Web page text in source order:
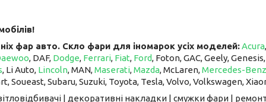
фар авто. Скло фари для іномарок усіх моделей:Acura
, DAF, Dodge, Ferrari, Fiat, Ford, Foton, GAC, Geely,
, Li Auto, ​​​​​​​ Lincoln, MAN,Maserati,Mazda, McLaren, ​​​​​​​Mercedes-Benz
Soueast, Subaru, Suzuki, Toyota, Tesla, Volvo, Volkswagen,
| декоративні накладки | смужки фари |